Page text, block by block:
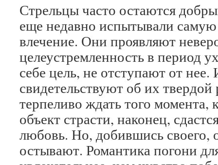
Стрельцы часто остаются
еще недавно испытывали
влечение. Они проявляют
целеустремленность в период
себе цель, не отступают от
свидетельствуют об их
терпеливо ждать того момента,
объект страсти, наконец,
любовь. Но, добившись своего,
остывают. Романтика погони